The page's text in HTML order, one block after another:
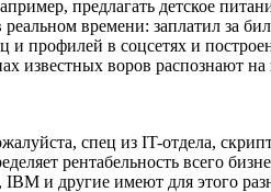
предлагать детское
времени: заплатил за
и профилей в соцсетях и
известных воров распознают
спец из IT-отдела,
рентабельность всего
и другие имеют для этого